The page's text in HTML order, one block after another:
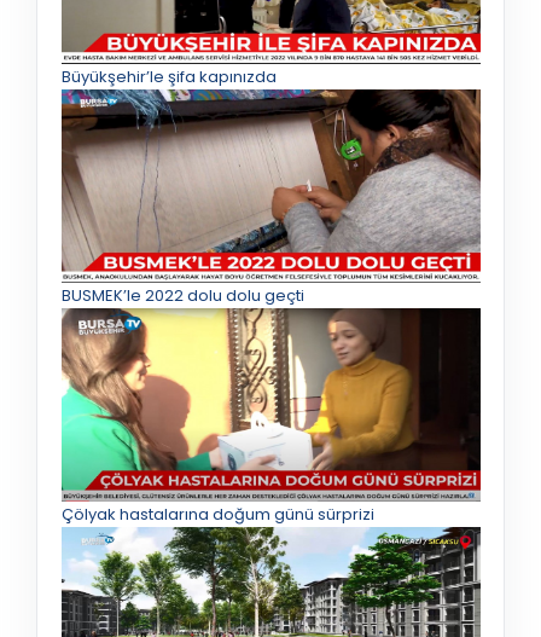
Büyükşehir’le şifa kapınızda
BUSMEK’le 2022 dolu dolu geçti
Çölyak hastalarına doğum günü sürprizi